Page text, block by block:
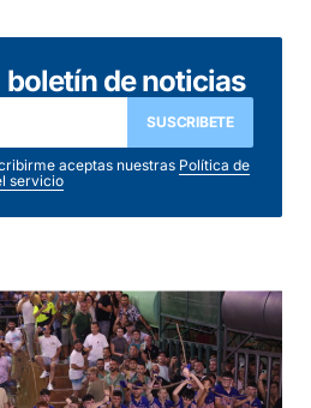
de noticias
SUSCRIBETE
aceptas nuestras Política de
servicio